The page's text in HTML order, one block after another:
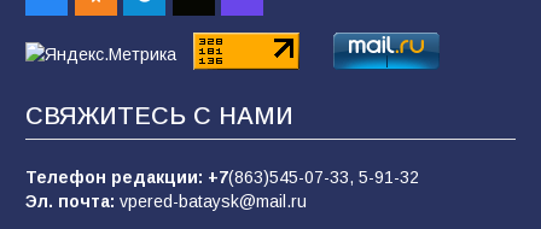
70 08.08.2026
Командовал боем до последнего: герой
Евгений Остапенко
СВЯЖИТЕСЬ С НАМИ
Телефон редакции: +7(863)545-07-33, 5-91-32
Эл. почта: vpered-bataysk@mail.ru